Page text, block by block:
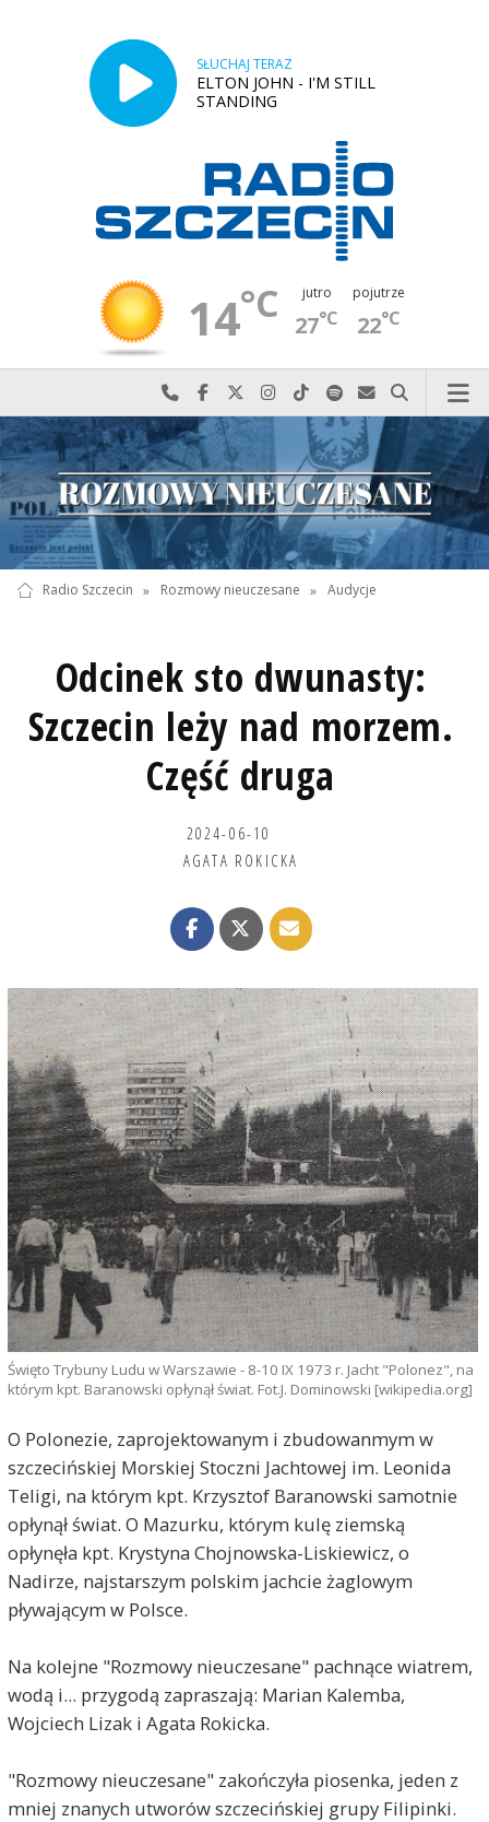
SŁUCHAJ TERAZ
ELTON JOHN - I'M STILL
STANDING
14°C jutro
27°C
pojutrze
22°C
Najlepiej po prostu do nas zadzwoń
Odwiedź nas na Facebook-u
Odwiedź nas na X
Odwiedź nas na Instagram-ie
Odwiedź nas na TikTok-u
Szukaj nas na Spotify
Wyślij do nas
Szukaj
Radio Szczecin » Rozmowy nieuczesane » Audycje
Odcinek sto dwunasty:
Szczecin leży nad morzem.
Część druga
2024-06-10
AGATA ROKICKA
Święto Trybuny Ludu w Warszawie - 8-10 IX 1973 r. Jacht "Polonez", na
którym kpt. Baranowski opłynął świat. Fot.J. Dominowski [wikipedia.org]
O Polonezie, zaprojektowanym i zbudowanmym w
szczecińskiej Morskiej Stoczni Jachtowej im. Leonida
Teligi, na którym kpt. Krzysztof Baranowski samotnie
opłynął świat. O Mazurku, którym kulę ziemską
opłynęła kpt. Krystyna Chojnowska-Liskiewicz, o
Nadirze, najstarszym polskim jachcie żaglowym
pływającym w Polsce.
Na kolejne "Rozmowy nieuczesane" pachnące wiatrem,
wodą i... przygodą zapraszają: Marian Kalemba,
Wojciech Lizak i Agata Rokicka.
"Rozmowy nieuczesane" zakończyła piosenka, jeden z
mniej znanych utworów szczecińskiej grupy Filipinki.